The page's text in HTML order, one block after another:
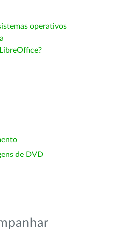
operativos
de DVD